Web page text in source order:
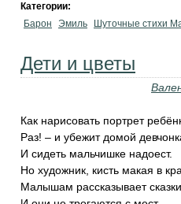
Категории:
Барон
Эмиль Шуточные стихи
Дети и цветы
Как нарисовать портрет
Раз! – и убежит домой
И сидеть мальчишке надоест.
Но художник, кисть макая в
Малышам рассказывает сказки,